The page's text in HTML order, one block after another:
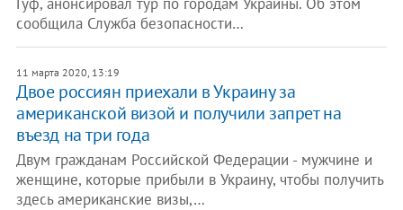
сообщила Служба безопасности…
11 марта 2020, 13:19
Двое россиян приехали в Украину за
американской визой и получили запрет на
въезд на три года
Двум гражданам Российской Федерации - мужчине и
женщине, которые прибыли в Украину, чтобы получить
здесь американские визы,…